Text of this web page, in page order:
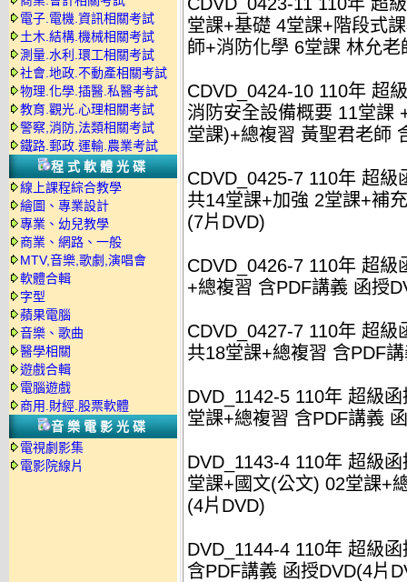
電子.電機.資訊相關考試
土木.結構.機械相關考試
測量.水利.環工相關考試
社會.地政.不動產相關考試
物理.化學.插醫.私醫考試
教育.觀光.心理相關考試
警察,消防,法類相關考試
鐵路.郵政.運輸.農業考試
程式軟體光碟
線上課程綜合教學
繪圖、專業設計
專業、幼兒教學
商業、網路、一般
MTV,音樂,歌劇,演唱會
軟體合輯
字型
蘋果電腦
音樂、歌曲
醫學相關
遊戲合輯
電腦遊戲
商用.財經.股票軟體
音樂電影光碟
電視劇影集
電影院線片
堂課+基礎 4堂課+階段式
師+消防化學 6堂課 林允
CDVD_0424-10 110年 超
消防安全設備概要 11堂課
堂課)+總複習 黃聖君老師
CDVD_0425-7 110年 超
共14堂課+加強 2堂課+補
(7片DVD)
CDVD_0426-7 110年 超
+總複習 含PDF講義 函授
CDVD_0427-7 110年 超
共18堂課+總複習 含PDF
DVD_1142-5 110年 超級
堂課+總複習 含PDF講義
DVD_1143-4 110年 超級
堂課+國文(公文) 02堂課+
(4片DVD)
DVD_1144-4 110年 超級
含PDF講義 函授DVD(4片